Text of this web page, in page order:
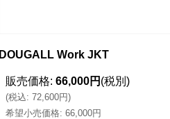
DOUGALL Work JKT
販売価格: 66,000円 (税別)
(税込: 72,600円)
希望小売価格: 66,000円